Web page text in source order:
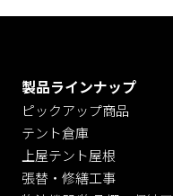
製品ラインナップ
ピックアップ商品
テント倉庫
上屋テント屋根
張替・修繕工事